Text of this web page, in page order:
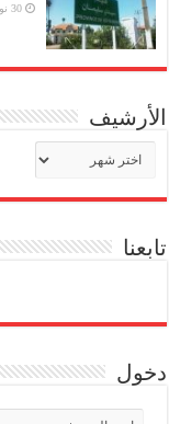
30 نوفمبر، 2022
الأرشيف
تابعنا
دخول